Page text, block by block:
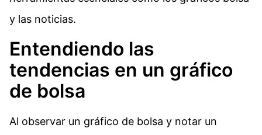
y las noticias.
Entendiendo las
tendencias en un gráfico
de bolsa
Al observar un gráfico de bolsa y notar un